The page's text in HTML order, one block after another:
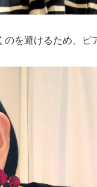
を避けるため、ピ